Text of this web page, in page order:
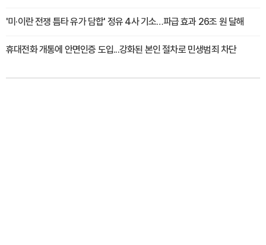
'미·이란 전쟁 틈타 유가 담합' 정유 4사 기소…파급 효과 26조 원 달해
휴대전화 개통에 안면인증 도입...강화된 본인 절차로 민생범죄 차단